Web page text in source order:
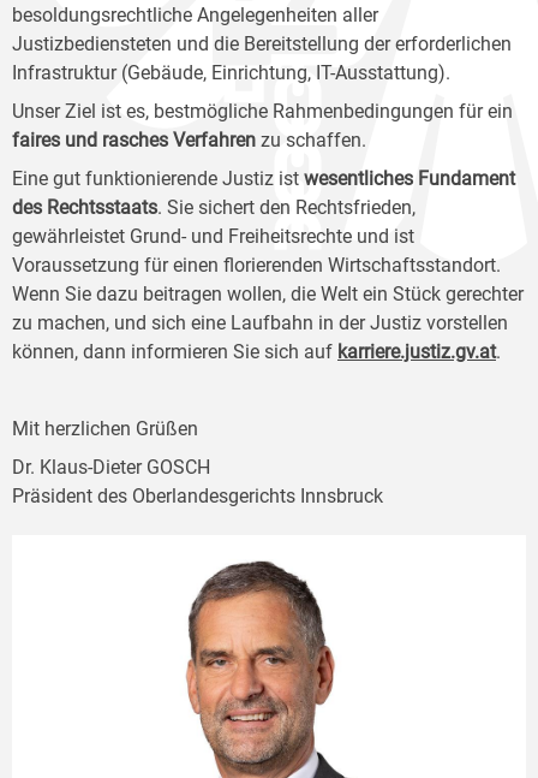
besoldungsrechtliche Angelegenheiten aller
Justizbediensteten und die Bereitstellung der erforderlichen
Infrastruktur (Gebäude, Einrichtung, IT-Ausstattung).
Unser Ziel ist es, bestmögliche Rahmenbedingungen für ein
faires und rasches Verfahren zu schaffen.
Eine gut funktionierende Justiz ist wesentliches Fundament
des Rechtsstaats. Sie sichert den Rechtsfrieden,
gewährleistet Grund- und Freiheitsrechte und ist
Voraussetzung für einen florierenden Wirtschaftsstandort.
Wenn Sie dazu beitragen wollen, die Welt ein Stück gerechter
zu machen, und sich eine Laufbahn in der Justiz vorstellen
können, dann informieren Sie sich auf karriere.justiz.gv.at.
Mit herzlichen Grüßen
Dr. Klaus-Dieter GOSCH
Präsident des Oberlandesgerichts Innsbruck